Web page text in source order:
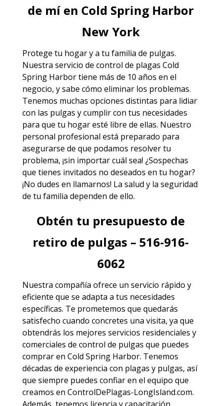
de mí en Cold Spring Harbor
New York
Protege tu hogar y a tu familia de pulgas.
Nuestra servicio de control de plagas Cold
Spring Harbortiene más de 10 años en el
negocio, y sabe cómo eliminar los problemas.
Tenemos muchas opciones distintas para lidiar
con las pulgas y cumplir con tus necesidades
para que tu hogar esté libre de ellas. Nuestro
personal profesional está preparado para
asegurarse de que podamos resolver tu
problema, ¡sin importar cuál sea! ¿Sospechas
que tienes invitados no deseados en tu hogar?
¡No dudes en llamarnos! La salud y la seguridad
de tu familia dependen de ello.
Obtén tu presupuesto de
retiro de pulgas – 516-916-
6062
Nuestra compañía ofrece un servicio rápido y
eficiente que se adapta a tus necesidades
específicas. Te prometemos que quedarás
satisfecho cuando concretes una visita, ya que
obtendrás los mejores servicios residenciales y
comerciales de control de pulgas que puedes
comprar en Cold Spring Harbor. Tenemos
décadas de experiencia con plagas y pulgas, así
que siempre puedes confiar en el equipo que
creamos en ControlDePlagas-LongIsland.com.